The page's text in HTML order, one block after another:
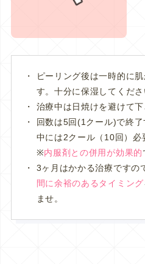
ピーリング後は一時的に
す。十分に保湿してくださ
治療中は日焼けを避けて下
回数は5回(1クール)で終了
中には2クール（10回）必
※内服剤との併用が効果的
3ヶ月はかかる治療ですの
間に余裕のあるタイミング
ませ。